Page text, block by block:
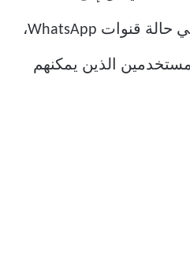
مجموعة في المجتمع. في حالة قنوات WhatsApp،
الذين يمكنهم